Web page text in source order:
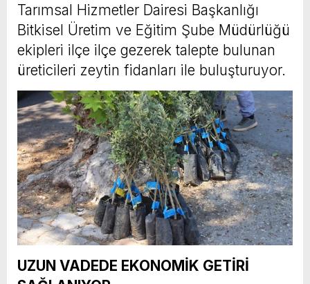
Tarımsal Hizmetler Dairesi Başkanlığı
Bitkisel Üretim ve Eğitim Şube Müdürlüğü
ekipleri ilçe ilçe gezerek talepte bulunan
üreticileri zeytin fidanları ile buluşturuyor.
UZUN VADEDE EKONOMİK GETİRİ